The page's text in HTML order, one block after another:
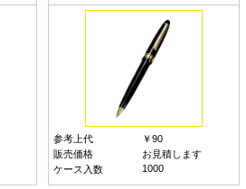
参考上代
￥90
販売価格
お見積します
ケース入数
1000